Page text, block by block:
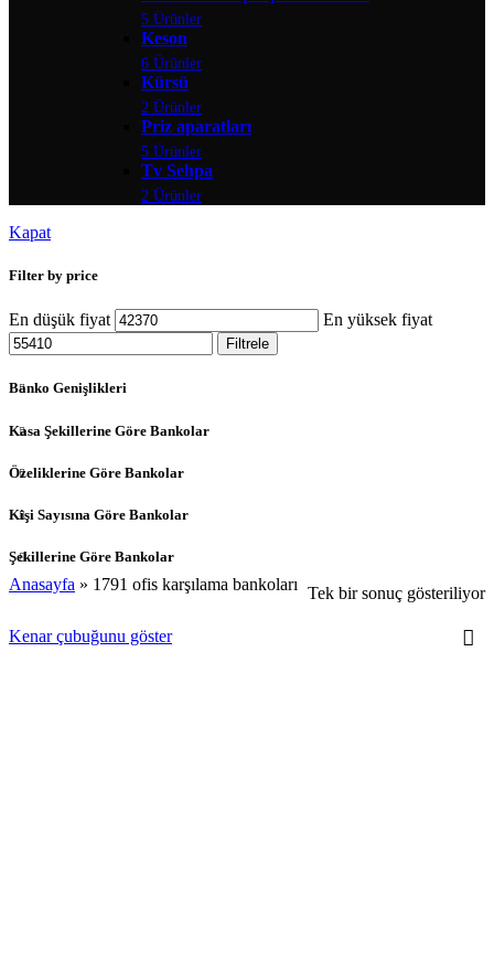
5 Ürünler
Keson
6 Ürünler
Kürsü
2 Ürünler
Priz aparatları
5 Ürünler
Tv Sehpa
2 Ürünler
Kapat
Filter by price
En düşük fiyat En yüksek fiyat
Filtrele
Banko Genişlikleri
Kasa Şekillerine Göre Bankolar
Özeliklerine Göre Bankolar
Kişi Sayısına Göre Bankolar
Şekillerine Göre Bankolar
Anasayfa » 1791 ofis karşılama bankoları Tek bir sonuç gösteriliyor
Kenar çubuğunu göster